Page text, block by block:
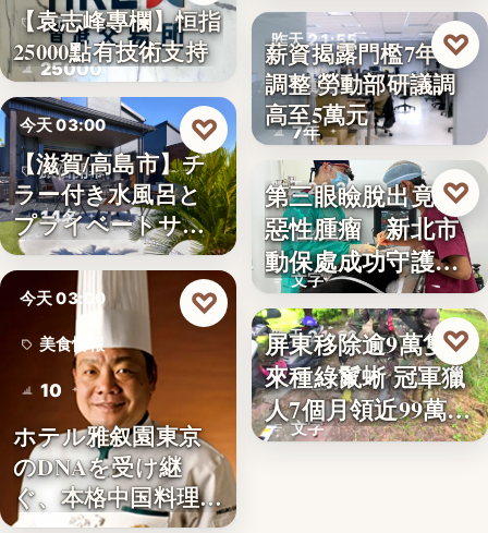
股市分析
25000
【袁志峰專欄】恒指
25000點有技術支持
今天 03:00
旅宿開幕
14名
【滋賀/高島市】チ
ラー付き水風呂と
プライベートサウ
ナを楽…
♡
今天 03:00
美食情報
10
ホテル雅叙園東京
のDNAを受け継
ぐ、本格中国料理店
♡
昨天 21:55
勞動政策
7年
薪資揭露門檻7年未
調整 勞動部研議調
高至5萬元
♡
昨天 21:26
寵物醫療
文字
第三眼瞼脫出竟藏
惡性腫瘤 新北市
動保處成功守護校
園犬
♡
昨天 21:16
生態防治
文字
屏東移除逾9萬隻外
來種綠鬣蜥 冠軍獵
人7個月領近99萬
獎…
♡